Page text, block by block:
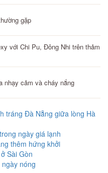
gặp
với Chi Pu, Đông Nhi trên thảm
nhạy cảm và cháy nắng
tráng Đà Nẵng giữa lòng Hà
ngày giá lạnh
thêm hứng khởi
Sài Gòn
nóng